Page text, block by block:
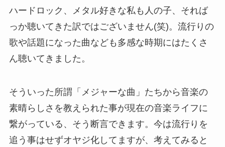
ハードロック、メタル好きな私も人の子、それば
っか聴いてきた訳ではございません(笑)。流行りの
歌や話題になった曲なども多感な時期にはたくさ
ん聴いてきました。
そういった所謂「メジャーな曲」たちから音楽の
素晴らしさを教えられた事が現在の音楽ライフに
繋がっている、そう断言できます。今は流行りを
追う事はせずオヤジ化してますが、考えてみると